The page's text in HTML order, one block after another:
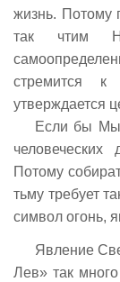
жизнь. Потому
так чтим
стремится к
утверждается
Если бы Мы
Потому
тьму требует
символ огонь,
Явление
Лев» так